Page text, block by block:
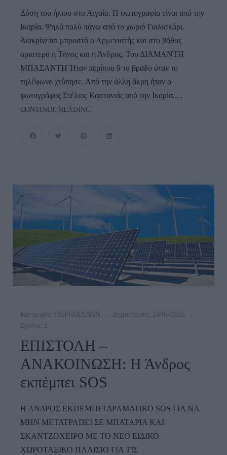
Δύση του ήλιου στο Αιγαίο. Η φωτογραφία είναι από την
Ικαρία. Ψηλά πολύ πάνω από το χωριό Γιαλισκάρι.
Διακρίνεται μπροστά ο Αρμενιστής και στο βάθος
αριστερά η Τήνος και η Άνδρος. Του ΔΙΑΜΑΝΤΗ
ΜΠΑΣΑΝΤΗ Ήταν περίπου 9 το βράδυ όταν το
τηλέφωνο χτύπησε. Από την άλλη άκρη ήταν ο
φωτογράφος Στέλιος Καστανιάς από την Ικαρία.…
CONTINUE READING
Κατηγορία: ΠΕΡΙΒΑΛΛΟΝ
Δημοσίευση: 24/05/2026
Σχόλια: 2
ΕΠΙΣΤΟΛΗ –
ΑΝΑΚΟΙΝΩΣΗ: Η Άνδρος
εκπέμπει SOS
Η ΑΝΔΡΟΣ ΕΚΠΕΜΠΕΙ ΔΡΑΜΑΤΙΚΟ SOS ΓΙΑ ΝΑ
ΜΗΝ ΜΕΤΑΤΡΑΠΕΙ ΣΕ ΜΠΑΤΑΡΙΑ ΚΑΙ
ΣΚΑΝΤΖΟΧΕΙΡΟ ΜΕ ΤΟ ΝΕΟ ΕΙΔΙΚΟ
ΧΩΡΟΤΑΞΙΚΟ ΠΛΑΙΣΙΟ ΓΙΑ ΤΙΣ